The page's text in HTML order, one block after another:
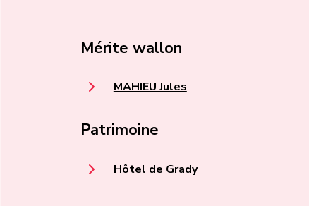
Mérite wallon
MAHIEU Jules
Patrimoine
Hôtel de Grady